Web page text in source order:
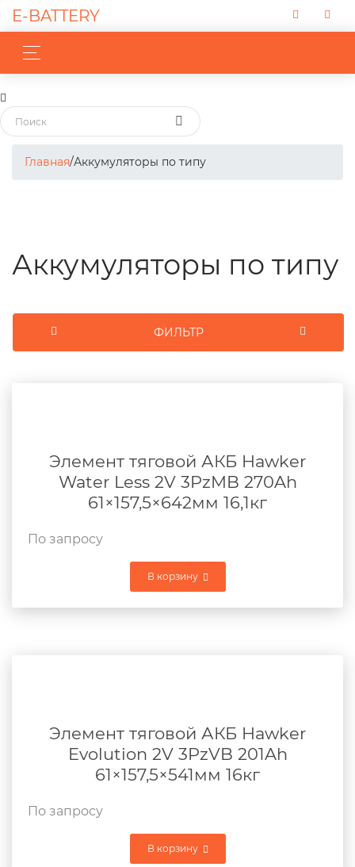
E-BATTERY
Главная/Аккумуляторы по типу
Аккумуляторы по типу
Элемент тяговой АКБ Hawker
Water Less 2V 3PzMB 270Ah
61×157,5×642мм 16,1кг
По запросу
В корзину
Элемент тяговой АКБ Hawker
Evolution 2V 3PzVB 201Ah
61×157,5×541мм 16кг
По запросу
В корзину
ФИЛЬТР